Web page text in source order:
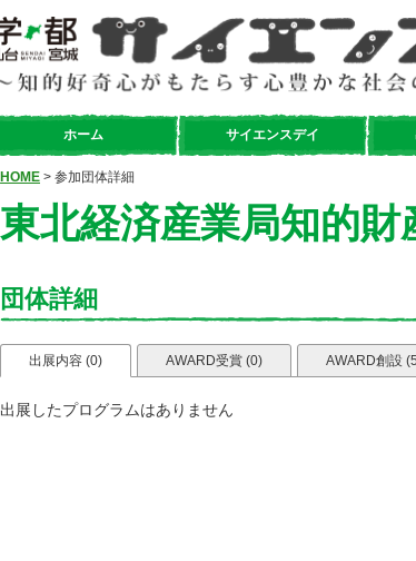
ホーム サイエンスデイ
HOME > 参加団体詳細
東北経済産業局知的財
団体詳細
出展内容 (0) AWARD受賞 (0) AWARD創設
出展したプログラムはありません